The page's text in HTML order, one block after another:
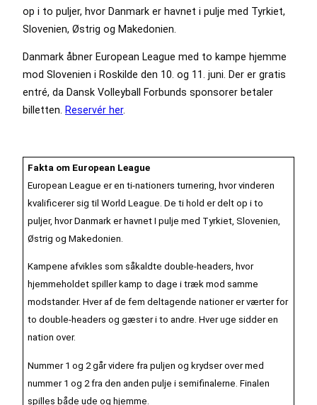
op i to puljer, hvor Danmark er havnet i pulje med Tyrkiet,
Slovenien, Østrig og Makedonien.
Danmark åbner European League med to kampe hjemme
mod Slovenien i Roskilde den 10. og 11. juni. Der er gratis
entré, da Dansk Volleyball Forbunds sponsorer betaler
billetten.
Reservér her.
Fakta om European League
European League er en ti-nationers turnering, hvor vinderen
kvalificerer sig til World League. De ti hold er delt op i to
puljer, hvor Danmark er havnet I pulje med Tyrkiet, Slovenien,
Østrig og Makedonien.
Kampene afvikles som såkaldte double-headers, hvor
hjemmeholdet spiller kamp to dage i træk mod samme
modstander. Hver af de fem deltagende nationer er værter for
to double-headers og gæster i to andre. Hver uge sidder en
nation over.
Nummer 1 og 2 går videre fra puljen og krydser over med
nummer 1 og 2 fra den anden pulje i semifinalerne. Finalen
spilles både ude og hjemme.